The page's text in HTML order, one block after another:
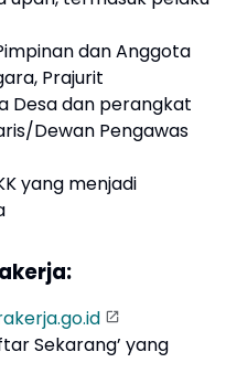
dan Anggota
Prajurit
Desa dan perangkat
Dewan Pengawas
yang menjadi
Sekarang’ yang